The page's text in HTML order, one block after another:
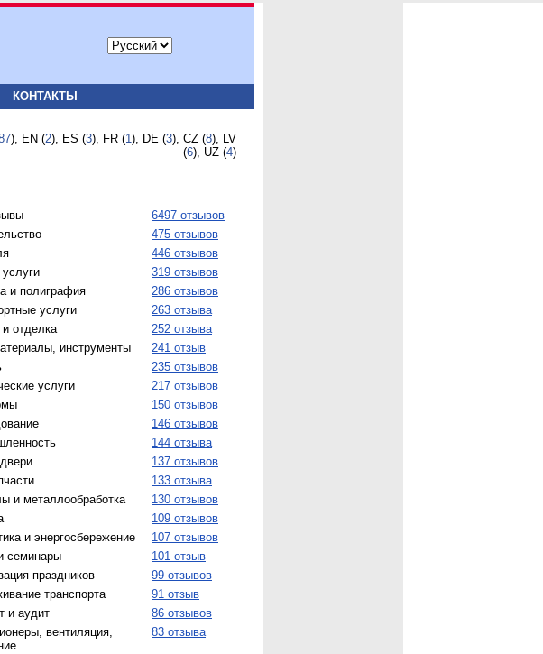
КОНТАКТЫ
), EN (2), ES (3), FR (1), DE (3), CZ (8), LV
(6), UZ (4)
6497 отзывов
475 отзывов
446 отзывов
319 отзывов
и полиграфия
286 отзывов
услуги
263 отзыва
отделка
252 отзыва
инструменты
241 отзыв
235 отзывов
услуги
217 отзывов
150 отзывов
146 отзывов
144 отзыва
137 отзывов
133 отзыва
и металлообработка
130 отзывов
109 отзывов
и энергосбережение
107 отзывов
семинары
101 отзыв
праздников
99 отзывов
транспорта
91 отзыв
и аудит
86 отзывов
вентиляция,
83 отзыва